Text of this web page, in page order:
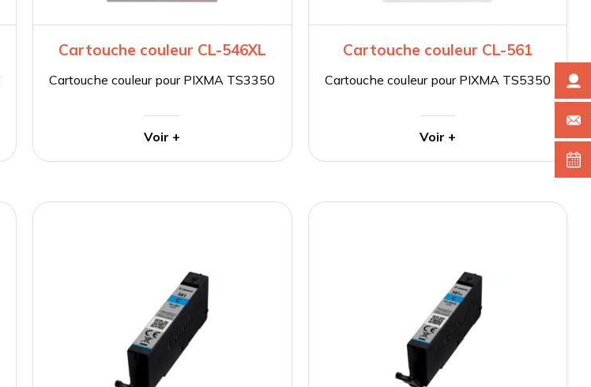
Cartouche couleur CL-546XL
Cartouche couleur pour PIXMA TS3350
Voir +
Cartouche couleur CL-561
Cartouche couleur pour PIXMA TS5350
Voir +